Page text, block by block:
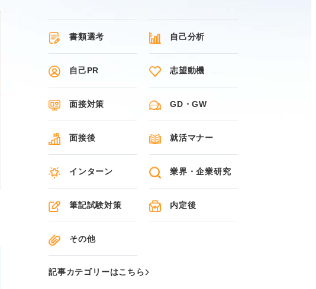
書類選考 自己分析
自己PR 志望動機
面接対策 GD・GW
面接後 就活マナー
インターン 業界・企業研究
筆記試験対策 内定後
その他
記事カテゴリーはこちら